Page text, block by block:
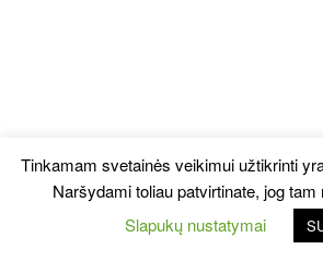
Tinkamam svetainės veikimui užtikrinti
Naršydami toliau patvirtinate, jog tam
Slapukų nustatymai